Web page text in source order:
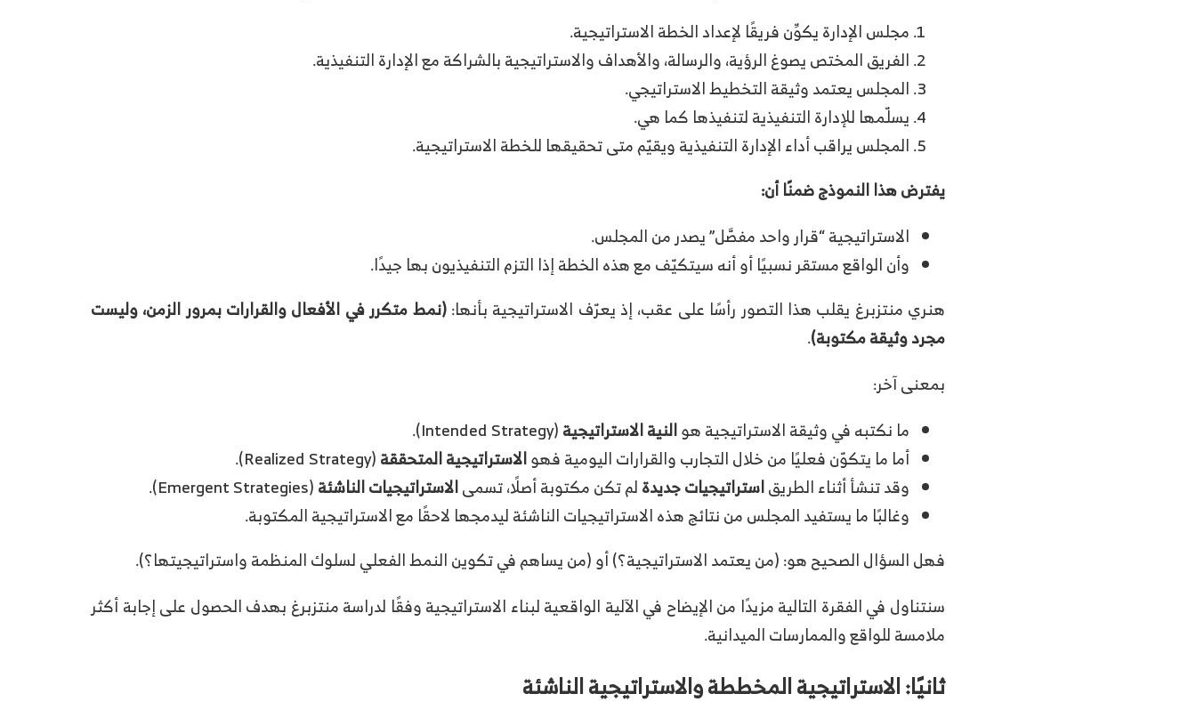
مجلس الإدارة يكوِّن فريقًا لإعداد الخطة الاستراتيجية.
الفريق المختص يصوغ الرؤية، والرسالة، والأهداف والاستراتيجية بالشراكة مع الإدارة التنفيذية.
المجلس يعتمد وثيقة التخطيط الاستراتيجي.
يسلّمها للإدارة التنفيذية لتنفيذها كما هي.
المجلس يراقب أداء الإدارة التنفيذية ويقيّم متى تحقيقها للخطة الاستراتيجية.
يفترض هذا النموذج ضمنًا أن:
الاستراتيجية “قرار واحد مفصَّل” يصدر من المجلس.
وأن الواقع مستقر نسبيًا أو أنه سيتكيّف مع هذه الخطة إذا التزم التنفيذيون بها جيدًا.
هنري منتزبرغ يقلب هذا التصور رأسًا على عقب، إذ يعرّف الاستراتيجية بأنها:(نمط متكرر في الأفعال والقرارات بمرور الزمن، وليست
مجرد وثيقة مكتوبة).
بمعنى آخر:
ما نكتبه في وثيقة الاستراتيجية هوالنية الاستراتيجية(Intended Strategy).
أما ما يتكوّن فعليًا من خلال التجارب والقرارات اليومية فهوالاستراتيجية المتحققة(Realized Strategy).
وقد تنشأ أثناء الطريقاستراتيجيات جديدةلم تكن مكتوبة أصلًا، تسمىالاستراتيجيات الناشئة(Emergent Strategies).
وغالبًا ما يستفيد المجلس من نتائج هذه الاستراتيجيات الناشئة ليدمجها لاحقًا مع الاستراتيجية المكتوبة.
فهل السؤال الصحيح هو: (من يعتمد الاستراتيجية؟) أو (من يساهم في تكوين النمط الفعلي لسلوك المنظمة واستراتيجيتها؟).
سنتناول في الفقرة التالية مزيدًا من الإيضاح في الآلية الواقعية لبناء الاستراتيجية وفقًا لدراسة منتزبرغ بهدف الحصول على إجابة أكثر
ملامسة للواقع والممارسات الميدانية.
ثانيًا: الاستراتيجية المخططة والاستراتيجية الناشئة